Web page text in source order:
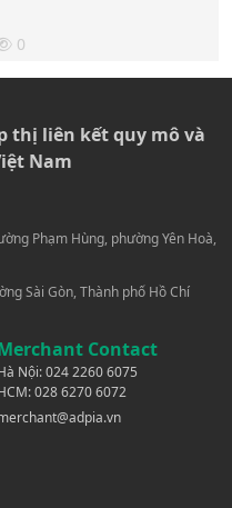
0
thị liên kết quy mô và
Nam
Phạm Hùng, phường Yên Hoà,
Sài Gòn, Thành phố Hồ Chí
Contact
Nội:024 2260 6075
028 6270 6072